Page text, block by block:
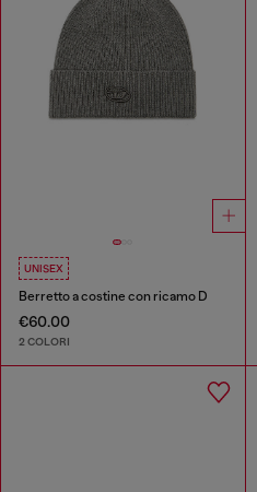
UNISEX
Berretto a costine con ricamo D
€60.00
2 COLORI